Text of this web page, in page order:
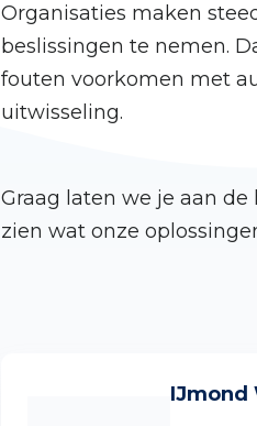
Organisaties maken
beslissingen te nemen.
fouten voorkomen met
uitwisseling.
Graag laten we je aan
zien wat onze
IJmond